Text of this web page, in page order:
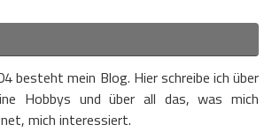
besteht mein Blog. Hier schreibe ich über
Hobbys und über all das, was mich
mich interessiert.